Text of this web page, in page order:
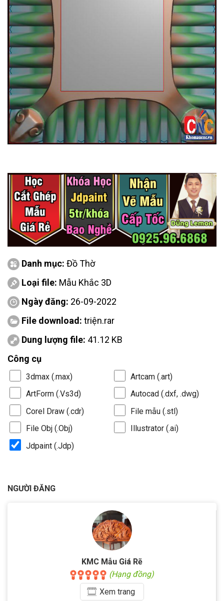
Danh mục: Đồ Thờ
Loại file: Mẫu Khắc 3D
Ngày đăng: 26-09-2022
File download: triện.rar
Dung lượng file: 41.12 KB
Công cụ
3dmax (.max)
Artcam (.art)
ArtForm (.Vs3d)
Autocad (.dxf, .dwg)
Corel Draw (.cdr)
File mẫu (.stl)
File Obj (.Obj)
Illustrator (.ai)
Jdpaint (.Jdp)
NGƯỜI ĐĂNG
KMC Mẫu Giá Rẽ
(Hạng đồng)
Xemtrang